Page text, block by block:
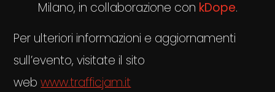
Milano, in collaborazione con kDope.
Per ulteriori informazioni e aggiornamenti
sull’evento, visitate il sito
webwww.trafficjam.it